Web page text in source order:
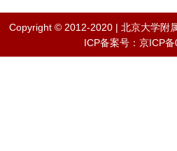
Copyright © 2012-2020 | 北京大学附
ICP备案号：京ICP